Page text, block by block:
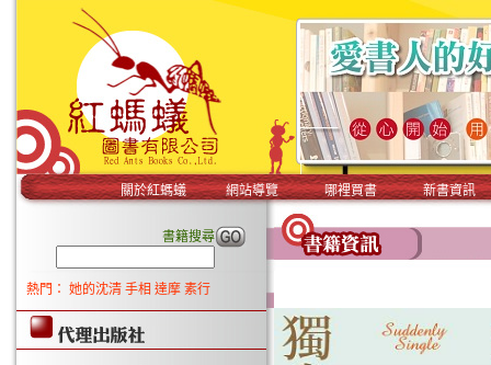
關於紅螞蟻 網站導覽 哪裡買書 新書資訊
書籍搜尋
熱門： 她的沈清 手相 達摩 素行